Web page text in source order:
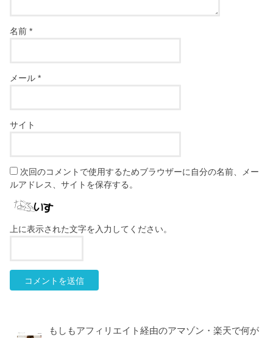
名前*
メール*
サイト
次回のコメントで使用するためブラウザーに自分の名前、メー
ルアドレス、サイトを保存する。
上に表示された文字を入力してください。
もしもアフィリエイト経由のアマゾン・楽天で何が